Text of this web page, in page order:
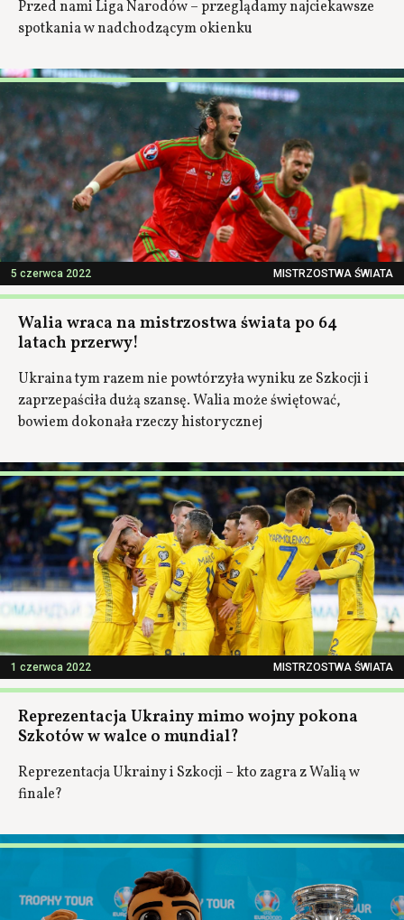
Przed nami Liga Narodów – przeglądamy najciekawsze
spotkania w nadchodzącym okienku
5 czerwca 2022 MISTRZOSTWA ŚWIATA
Walia wraca na mistrzostwa świata po 64
latach przerwy!
Ukraina tym razem nie powtórzyła wyniku ze Szkocji i
zaprzepaściła dużą szansę. Walia może świętować,
bowiem dokonała rzeczy historycznej
1 czerwca 2022 MISTRZOSTWA ŚWIATA
Reprezentacja Ukrainy mimo wojny pokona
Szkotów w walce o mundial?
Reprezentacja Ukrainy i Szkocji – kto zagra z Walią w
finale?